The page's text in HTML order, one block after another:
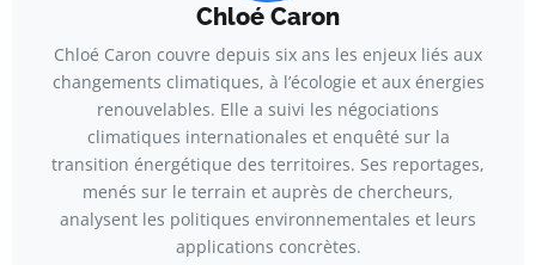
Chloé Caron
Chloé Caron couvre depuis six ans les enjeux liés aux
changements climatiques, à l’écologie et aux énergies
renouvelables. Elle a suivi les négociations
climatiques internationales et enquêté sur la
transition énergétique des territoires. Ses reportages,
menés sur le terrain et auprès de chercheurs,
analysent les politiques environnementales et leurs
applications concrètes.